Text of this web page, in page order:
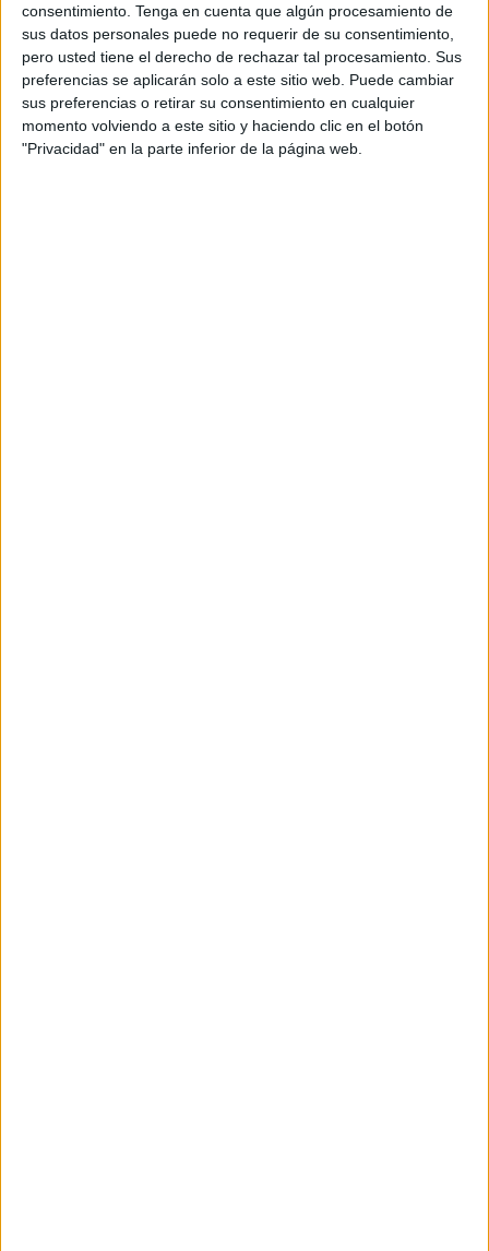
consentimiento. Tenga en cuenta que algún procesamiento de
sus datos personales puede no requerir de su consentimiento,
pero usted tiene el derecho de rechazar tal procesamiento. Sus
preferencias se aplicarán solo a este sitio web. Puede cambiar
sus preferencias o retirar su consentimiento en cualquier
momento volviendo a este sitio y haciendo clic en el botón
"Privacidad" en la parte inferior de la página web.
IMPRIMIR